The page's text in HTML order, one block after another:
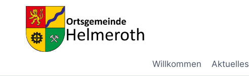
springen
Willkommen Aktuelles